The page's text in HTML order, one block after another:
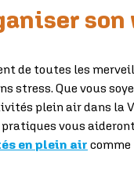
son
de toutes les
stress. Que vous
plein air dans la
vous
en plein air comme